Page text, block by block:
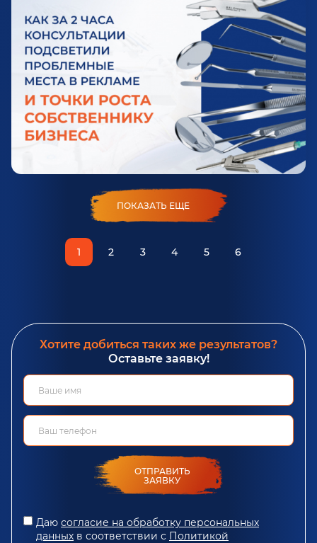
ПОКАЗАТЬ ЕЩЕ
1 2 3 4 5 6
Хотите добиться таких же результатов?
Оставьте заявку!
ОТПРАВИТЬ
ЗАЯВКУ
Даю согласие на обработку персональных
данных в соответствии с Политикой